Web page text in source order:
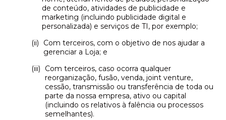
de conteúdo, atividades de publicidade e
marketing (incluindo publicidade digital e
personalizada) e serviços de TI, por exemplo;
Com terceiros, com o objetivo de nos ajudar a
gerenciar a Loja; e
Com terceiros, caso ocorra qualquer
reorganização, fusão, venda, joint venture,
cessão, transmissão ou transferência de toda ou
parte da nossa empresa, ativo ou capital
(incluindo os relativos à falência ou processos
semelhantes).